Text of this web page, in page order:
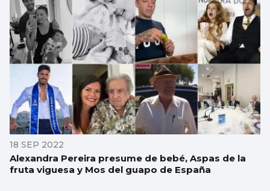
18 SEP 2022
Alexandra Pereira presume de bebé, Aspas de la
fruta viguesa y Mos del guapo de España